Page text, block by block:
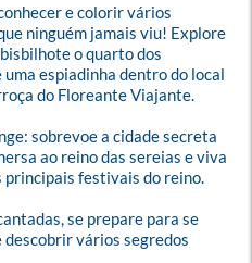
e colorir vários
ninguém jamais viu! Explore
o quarto dos
uma espiadinha dentro do local
do Floreante Viajante.
sobrevoe a cidade secreta
ao reino das sereias e viva
principais festivais do reino.
se prepare para se
vários segredos